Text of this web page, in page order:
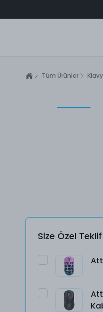
Tüm Ürünler
Size Özel Teklif